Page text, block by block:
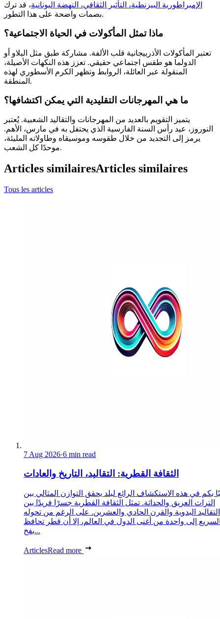
الإمبراطورية البيزنطية، التأثير الثقافي، النهضة اليونانية، قد ترك
بصمات واضحة على هذا التطور.
ماذا تمثل المأكولات في الحياة الاجتماعية؟
تعتبر المأكولات الأذربيجانية قلب الألفة. مشاركة طبق مثل البلاو أو
الدولما هو طقس اجتماعي حقيقي. تعزز هذه النكهات الأصيلة،
المنقولة عبر العائلة، الروابط وتظهر الكرم الأسطوري لهذه
المنطقة.
ما هي المهرجانات التقليدية التي يمكن اكتشافها؟
يتميز التقويم بالعديد من المهرجانات والتقاليد الشعبية. يُعتبر
النوروز، عيد رأس السنة الفارسية الذي يحتفل به في مارس، الأهم.
يرمز إلى التجديد من خلال طقوسه وموسيقاه وطاولاته المليئة،
موحدًا كل الشعب.
Articles similairesArticles similaires
Tous les articles
7 Aug 2026·6 min read
الثقافة القطرية: التقاليد، التاريخ والعادات
بكم في هذه الاستكشاف الرائع لبلد يحقق التوازن المثالي بين
التراث العريق والحداثة. تمثل الثقافة القطرية جسرًا فريدًا بين
التقاليد البدوية والقرن الحادي والعشرين. على الرغم من تحوله
إلى واحدة من أغنى الدول في العالم، إلا أن قطر تحافظ
بفخ...
ArticlesRead more